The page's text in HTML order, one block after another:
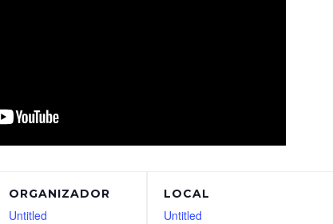
ORGANIZADOR
Untitled
LOCAL
Untitled